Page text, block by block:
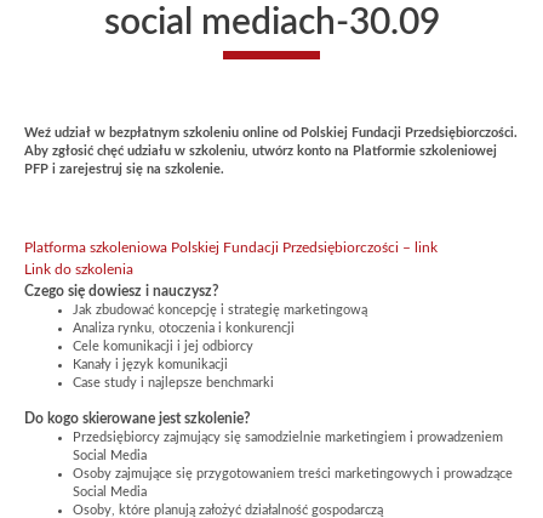
social mediach-30.09
Weź udział w bezpłatnym szkoleniu online od Polskiej Fundacji Przedsiębiorczości.
Aby zgłosić chęć udziału w szkoleniu, utwórz konto na Platformie szkoleniowej
PFP i zarejestruj się na szkolenie.
Platforma szkoleniowa Polskiej Fundacji Przedsiębiorczości – link
Link do szkolenia
Czego się dowiesz i nauczysz?
Jak zbudować koncepcję i strategię marketingową
Analiza rynku, otoczenia i konkurencji
Cele komunikacji i jej odbiorcy
Kanały i język komunikacji
Case study i najlepsze benchmarki
Do kogo skierowane jest szkolenie?
Przedsiębiorcy zajmujący się samodzielnie marketingiem i prowadzeniem
Social Media
Osoby zajmujące się przygotowaniem treści marketingowych i prowadzące
Social Media
Osoby, które planują założyć działalność gospodarczą